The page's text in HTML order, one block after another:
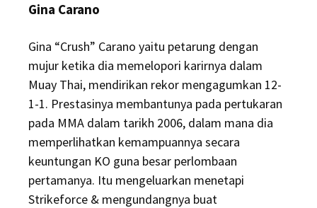
Gina Carano
Gina “Crush” Carano yaitu petarung dengan
mujur ketika dia memelopori karirnya dalam
Muay Thai, mendirikan rekor mengagumkan 12-
1-1. Prestasinya membantunya pada pertukaran
pada MMA dalam tarikh 2006, dalam mana dia
memperlihatkan kemampuannya secara
keuntungan KO guna besar perlombaan
pertamanya. Itu mengeluarkan menetapi
Strikeforce & mengundangnya buat